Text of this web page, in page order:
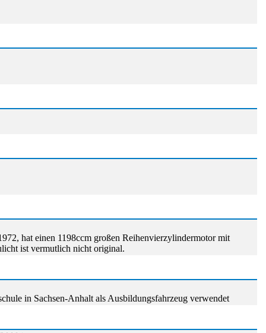
hat einen 1198ccm großen Reihenvierzylindermotor mit
ist vermutlich nicht original.
in Sachsen-Anhalt als Ausbildungsfahrzeug verwendet